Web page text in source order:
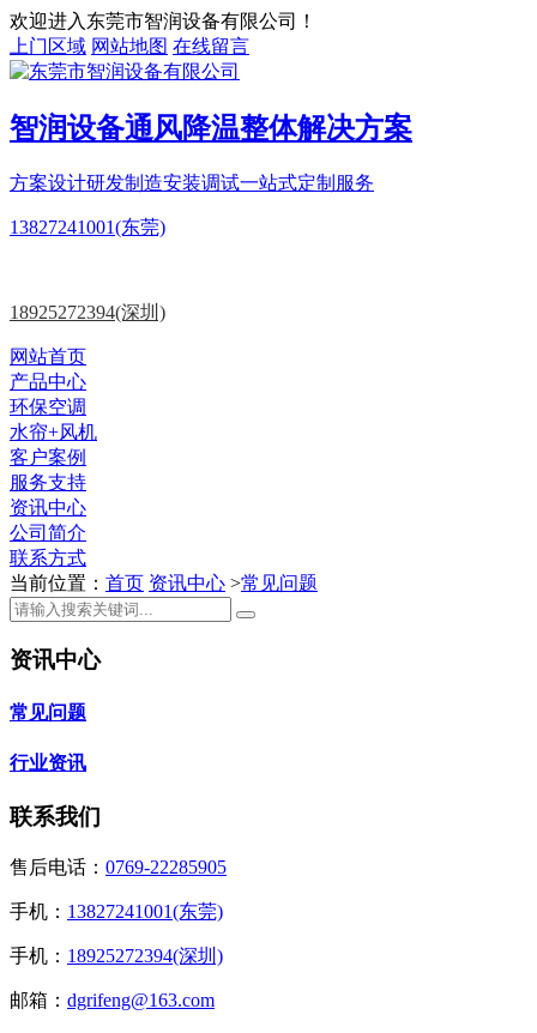
欢迎进入东莞市智润设备有限公司！
上门区域 网站地图 在线留言
智润设备通风降温整体解决方案
方案设计研发制造安装调试一站式定制服务
13827241001(东莞)
18925272394(深圳)
网站首页
产品中心
环保空调
水帘+风机
客户案例
服务支持
资讯中心
公司简介
联系方式
当前位置： 首页 资讯中心 >常见问题
资讯中心
常见问题
行业资讯
联系我们
售后电话： 0769-22285905
手机： 13827241001(东莞)
手机： 18925272394(深圳)
邮箱： dgrifeng@163.com